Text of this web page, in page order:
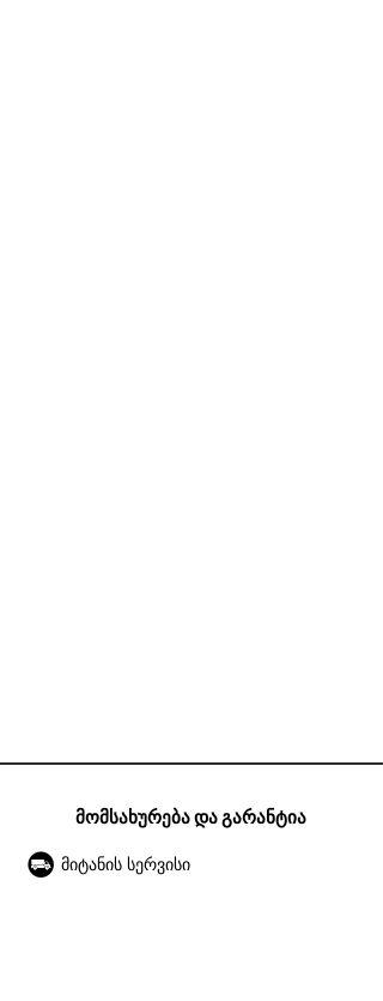
მომსახურება და გარანტია
მიტანის სერვისი